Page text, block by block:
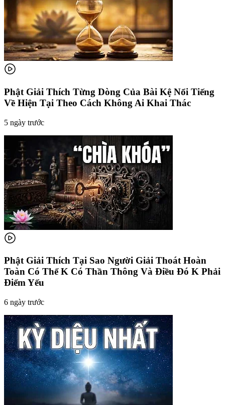
Phật Giải Thích Từng Dòng Của Bài Kệ Nổi Tiếng
Về Hiện Tại Theo Cách Không Ai Khai Thác
5 ngày trước
Phật Giải Thích Tại Sao Người Giải Thoát Hoàn
Toàn Có Thể K Có Thần Thông Và Điều Đó K Phải
Điểm Yếu
6 ngày trước